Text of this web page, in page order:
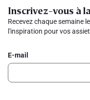
Inscrivez-vous à
Recevez chaque semaine
l'inspiration pour vos
E-mail